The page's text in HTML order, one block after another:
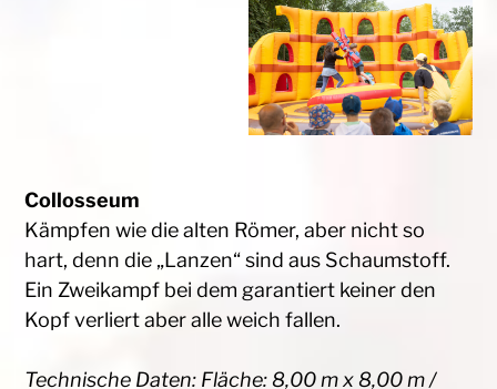
Collosseum
Kämpfen wie die alten Römer, aber nicht so
hart, denn die „Lanzen“ sind aus Schaumstoff.
Ein Zweikampf bei dem garantiert keiner den
Kopf verliert aber alle weich fallen.
Technische Daten: Fläche: 8,00 m x 8,00 m /